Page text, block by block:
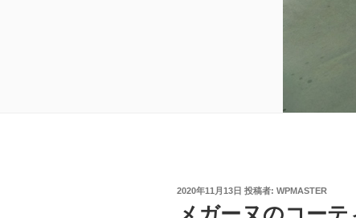
投
日:
2020年11月13日 投稿者: WPMASTER